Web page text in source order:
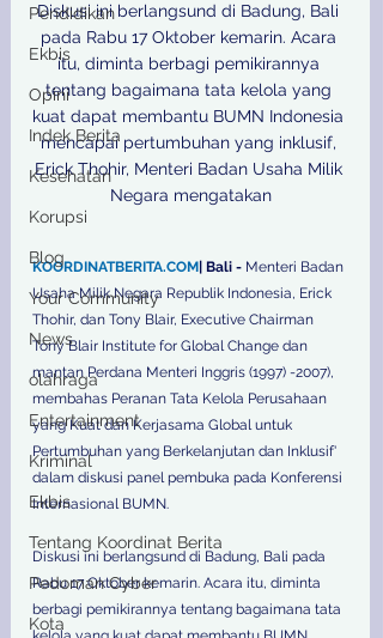
Pendidikan
Ekbis
Opini
Indek Berita
Kesehatan
Korupsi
Blog
Your Community
News
olahraga
Entertainment
Kriminal
Ekbis
Tentang Koordinat Berita
Pedoman Cyber
Kota
Diskusi ini berlangsund di Badung, Bali
pada Rabu 17 Oktober kemarin. Acara
itu, diminta berbagi pemikirannya
tentang bagaimana tata kelola yang
kuat dapat membantu BUMN Indonesia
mencapai pertumbuhan yang inklusif,
Erick Thohir, Menteri Badan Usaha Milik
Negara mengatakan
KOORDINATBERITA.COM | Bali - Menteri Badan
Usaha Milik Negara Republik Indonesia, Erick
Thohir, dan Tony Blair, Executive Chairman
Tony Blair Institute for Global Change dan
mantan Perdana Menteri Inggris (1997) -2007),
membahas Peranan Tata Kelola Perusahaan
yang Kuat dan Kerjasama Global untuk
Pertumbuhan yang Berkelanjutan dan Inklusif'
dalam diskusi panel pembuka pada Konferensi
Internasional BUMN.
Diskusi ini berlangsund di Badung, Bali pada
Rabu 17 Oktober kemarin. Acara itu, diminta
berbagi pemikirannya tentang bagaimana tata